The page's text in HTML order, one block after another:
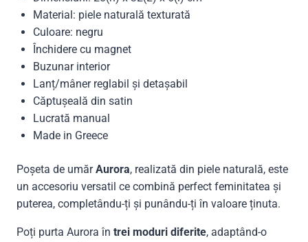
Material: piele naturală texturată
Culoare: negru
Închidere cu magnet
Buzunar interior
Lanț/mâner reglabil și detașabil
Căptușeală din satin
Lucrată manual
Made in Greece
Poșeta de umărAurora, realizată din piele naturală, este
un accesoriu versatil ce combină perfect feminitatea și
puterea, completându-ți și punându-ți în valoare ținuta.
Poți purta Aurora în trei moduri diferite, adaptând-o